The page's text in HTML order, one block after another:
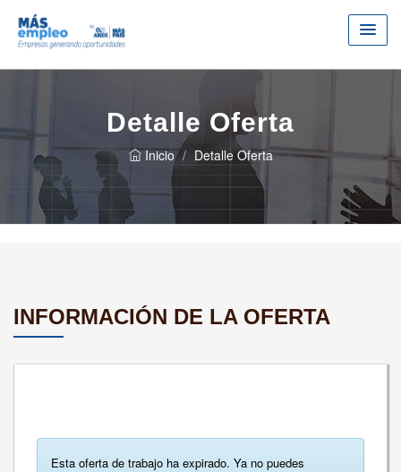
Detalle Oferta
Inicio Detalle Oferta
INFORMACIÓN DE LA OFERTA
Esta oferta de trabajo ha expirado. Ya no puedes